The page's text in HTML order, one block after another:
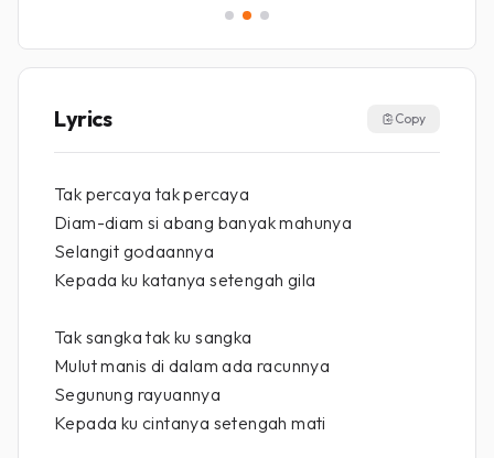
Lyrics Copy
Tak percaya tak percaya
Diam-diam si abang banyak mahunya
Selangit godaannya
Kepada ku katanya setengah gila
Tak sangka tak ku sangka
Mulut manis di dalam ada racunnya
Segunung rayuannya
Kepada ku cintanya setengah mati